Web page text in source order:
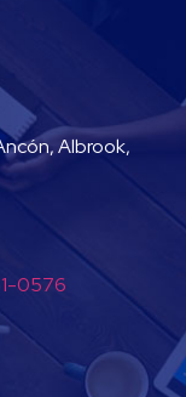
Albrook,
0576